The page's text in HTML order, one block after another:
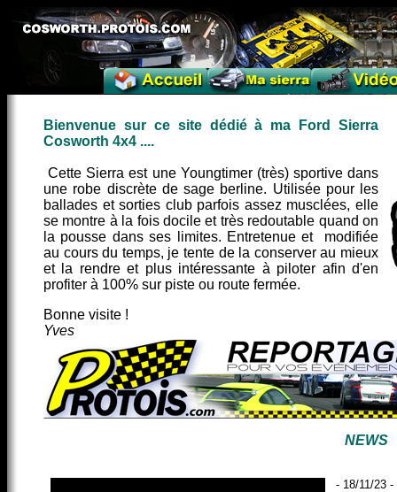
Bienvenue sur ce site dédié à ma Ford Sierra
Cosworth 4x4 ....
Cette Sierra est une Youngtimer (très) sportive dans
une robe discrète de sage berline. Utilisée pour les
ballades et sorties club parfois assez musclées, elle
se montre à la fois docile et très redoutable quand on
la pousse dans ses limites. Entretenue et modifiée
au cours du temps, je tente de la conserver au mieux
et la rendre et plus intéressante à piloter afin d'en
profiter à 100% sur piste ou route fermée.
Bonne visite !
Yves
NEWS
- 18/11/23